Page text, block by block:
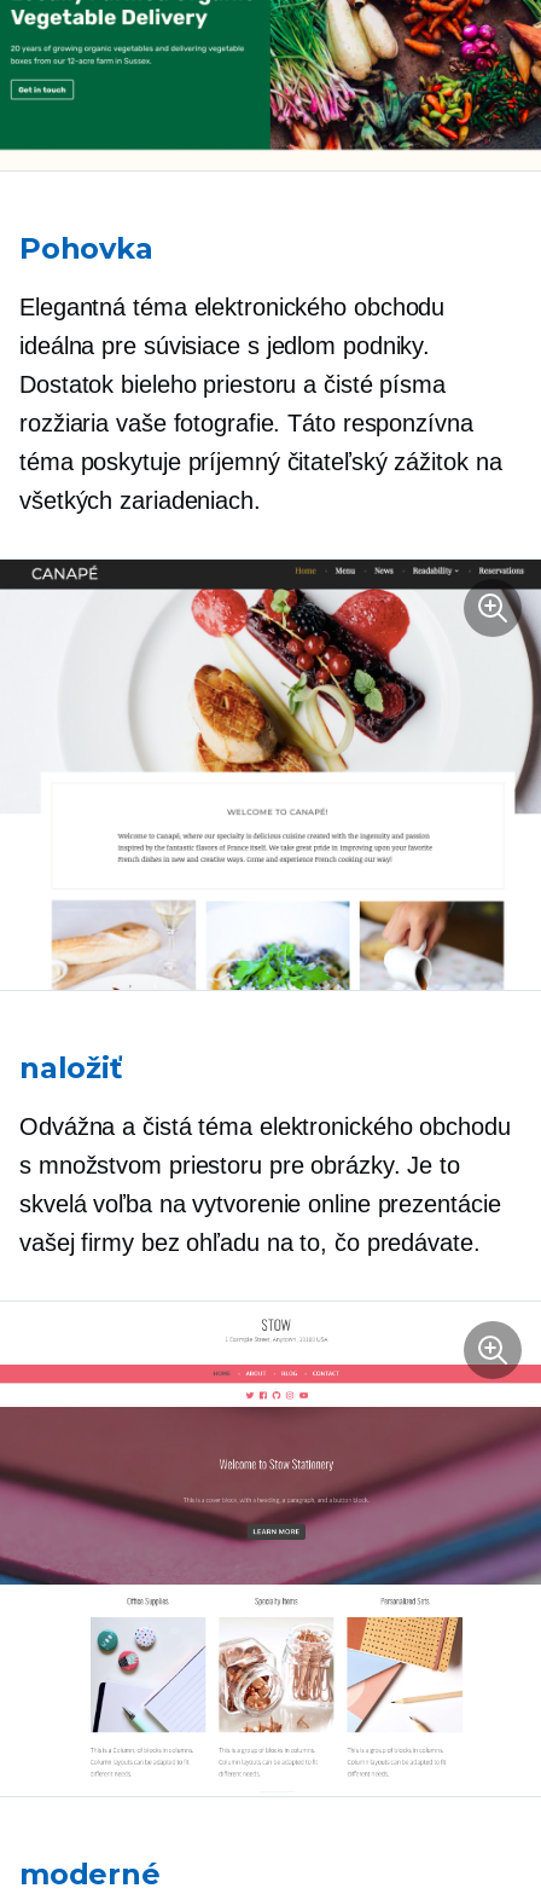
Pohovka
Elegantná téma elektronického obchodu
ideálna pre súvisiace s jedlom podniky.
Dostatok bieleho priestoru a čisté písma
rozžiaria vaše fotografie. Táto responzívna
téma poskytuje príjemný čitateľský zážitok na
všetkých zariadeniach.
naložiť
Odvážna a čistá téma elektronického obchodu
s množstvom priestoru pre obrázky. Je to
skvelá voľba na vytvorenie online prezentácie
vašej firmy bez ohľadu na to, čo predávate.
moderné